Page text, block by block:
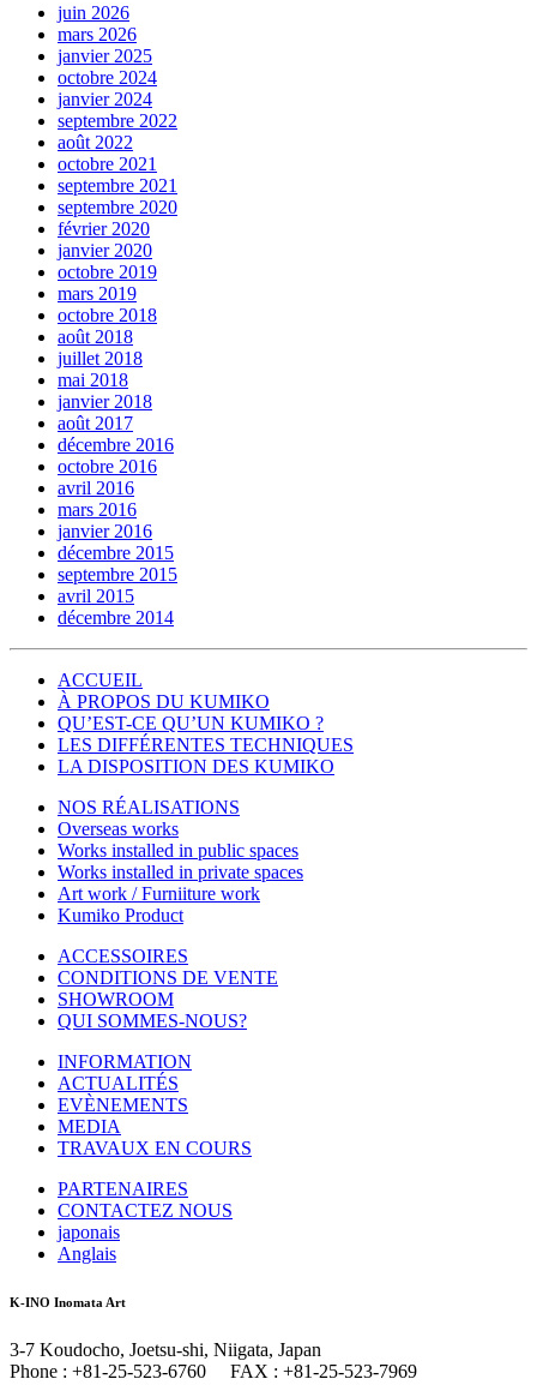
juin 2026
mars 2026
janvier 2025
octobre 2024
janvier 2024
septembre 2022
août 2022
octobre 2021
septembre 2021
septembre 2020
février 2020
janvier 2020
octobre 2019
mars 2019
octobre 2018
août 2018
juillet 2018
mai 2018
janvier 2018
août 2017
décembre 2016
octobre 2016
avril 2016
mars 2016
janvier 2016
décembre 2015
septembre 2015
avril 2015
décembre 2014
ACCUEIL
À PROPOS DU KUMIKO
QU’EST-CE QU’UN KUMIKO ?
LES DIFFÉRENTES TECHNIQUES
LA DISPOSITION DES KUMIKO
NOS RÉALISATIONS
Overseas works
Works installed in public spaces
Works installed in private spaces
Art work / Furniiture work
Kumiko Product
ACCESSOIRES
CONDITIONS DE VENTE
SHOWROOM
QUI SOMMES-NOUS?
INFORMATION
ACTUALITÉS
EVÈNEMENTS
MEDIA
TRAVAUX EN COURS
PARTENAIRES
CONTACTEZ NOUS
japonais
Anglais
K-INO Inomata Art
3-7 Koudocho, Joetsu-shi, Niigata, Japan
Phone : +81-25-523-6760 FAX : +81-25-523-7969